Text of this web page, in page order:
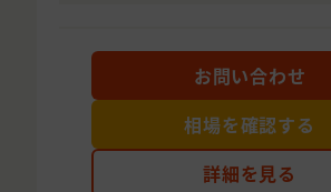
詳細を見る
お問い合わせ
相場を確認する